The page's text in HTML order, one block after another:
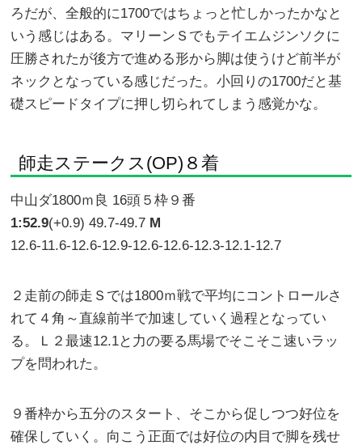
ろだが、全般的に1700ではちょっと忙しかったかなと
いう感じはある。マリーンＳでもテイエムジンソクに
圧勝されたが後方で進める形から脚は使うけど前半が
ネックとなっている感じだった。小回りの1700だと基
礎スピードタイプに押し切られてしまう感覚かな。
師走ステークス(OP)８着
中山ダ1800ｍ良 16頭５枠９番
1:52.9(+0.9) 49.7-49.7 M
12.6-11.6-12.6-12.9-12.6-12.6-12.3-12.1-12.7
２走前の師走Ｓでは1800ｍ戦で平均にコントロールさ
れて４角～直線前半で加速していく過程となってい
る。Ｌ２最速12.1と力の要る馬場でそこそこ速いラッ
プを問われた。
９番枠から五分のスタート、そこから促しつつ好位を
確保していく。向こう正面では好位の内目で脚を残せ